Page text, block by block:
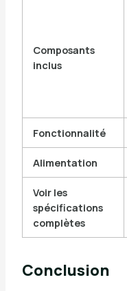
Composants
inclus
Fonctionnalité
Alimentation
Voir les
spécifications
complètes
Conclusion